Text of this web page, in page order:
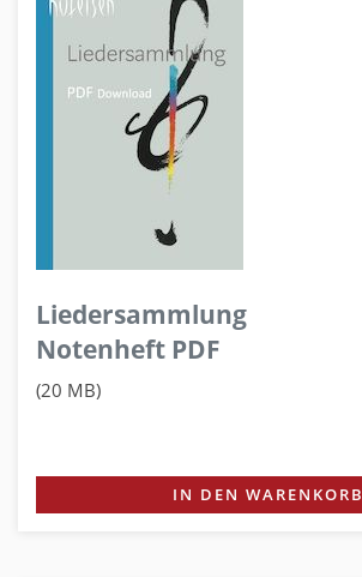
Liedersammlung
Notenheft PDF
(20 MB)
IN DEN WARENKORB